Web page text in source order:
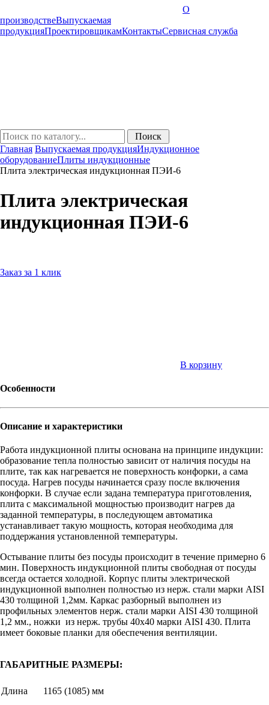
О
производствеВыпускаемая
продукцияПроектировщикамКонтактыCервисная служба
Главная Выпускаемая продукцияИндукционное
оборудованиеПлиты индукционные
Плита электрическая индукционная ПЭИ-6
Плита электрическая
индукционная ПЭИ-6
Заказ за 1 клик
В корзину
Особенности
Описание и характеристики
Работа индукционной плиты основана на принципе индукции:
образование тепла полностью зависит от наличия посуды на
плите, так как нагревается не поверхность конфорки, а сама
посуда. Нагрев посуды начинается сразу после включения
конфорки. В случае если задана температура приготовления,
плита с максимальной мощностью производит нагрев да
заданной температуры, в последующем автоматика
устанавливает такую мощность, которая необходима для
поддержания установленной температуры.
Остывание плиты без посуды происходит в течение примерно 6
мин. Поверхность индукционной плиты свободная от посуды
всегда остается холодной. Корпус плиты электрической
индукционной выполнен полностью из нерж. cтали марки AISI
430 толщиной 1,2мм. Каркас разборный выполнен из
профильных элементов нерж. стали марки AISI 430 толщиной
1,2 мм., ножки из нерж. трубы 40х40 марки AISI 430. Плита
имеет боковые планки для обеспечения вентиляции.
ГАБАРИТНЫЕ РАЗМЕРЫ:
Длина 1165 (1085) мм